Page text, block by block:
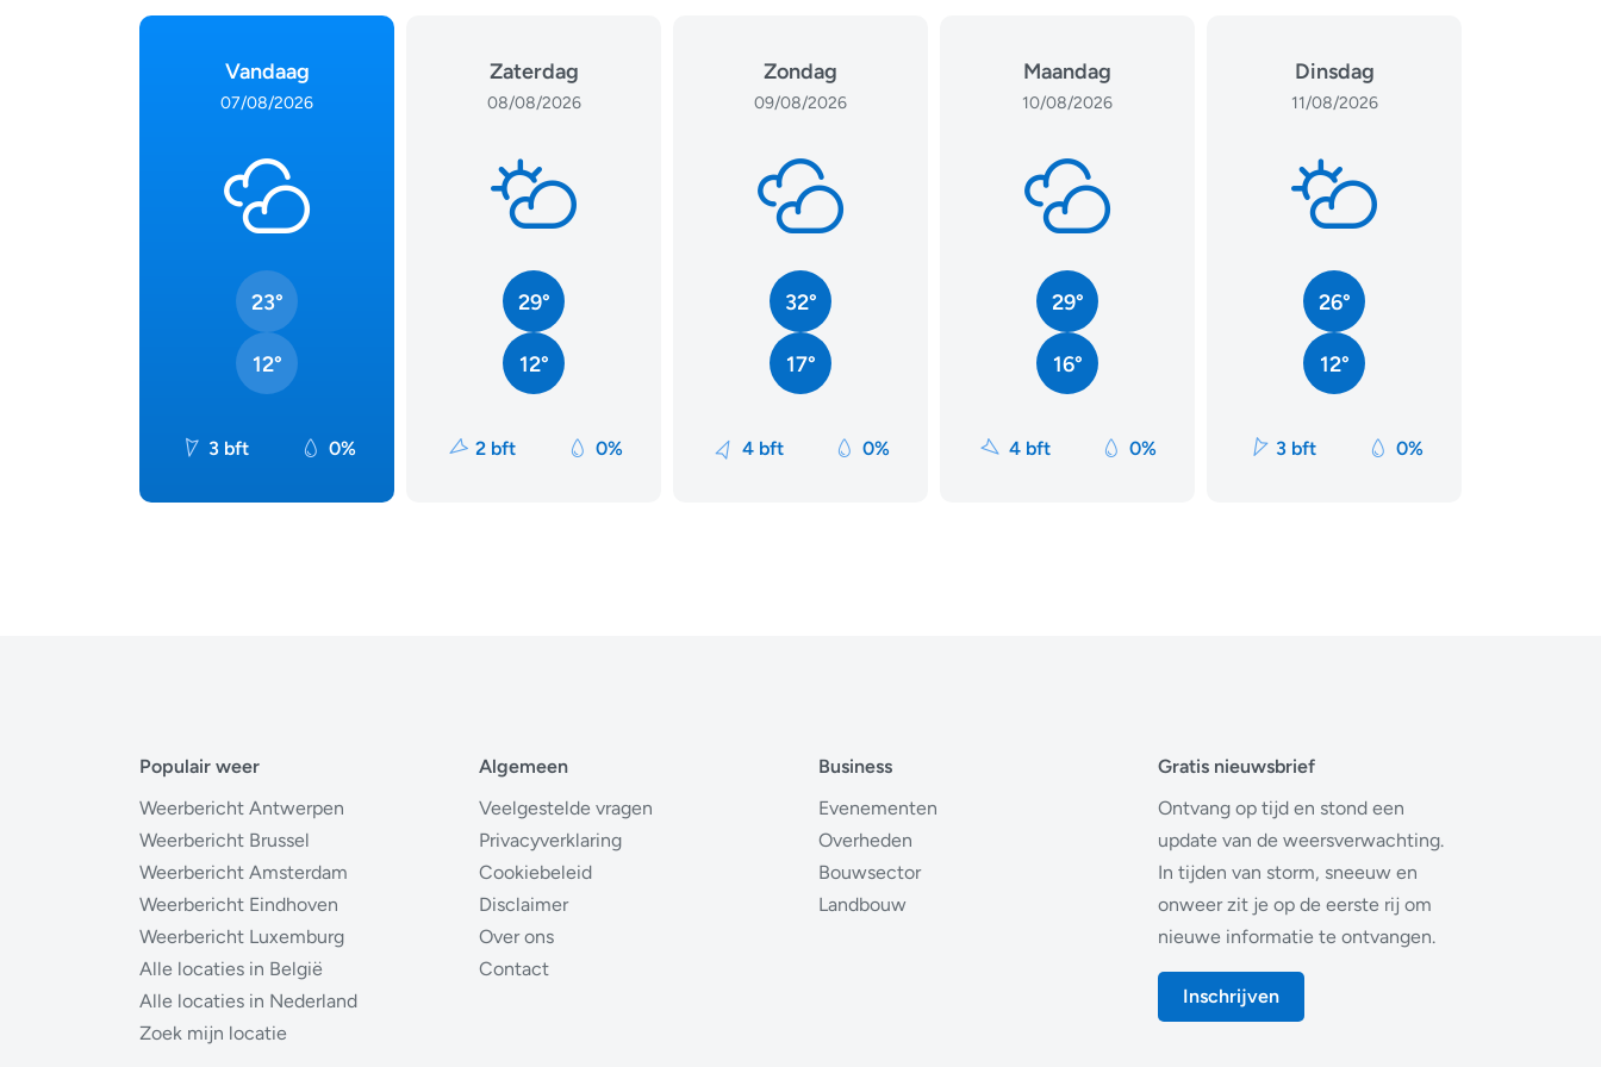
Vandaag
07/08/2026
23°
12°
3 bft 0%
Zaterdag
08/08/2026
29°
12°
2 bft 0%
Zondag
09/08/2026
32°
17°
4 bft 0%
Maandag
10/08/2026
29°
16°
4 bft 0%
Dinsdag
11/08/2026
26°
12°
3 bft 0%
Populair weer
Weerbericht Antwerpen
Weerbericht Brussel
Weerbericht Amsterdam
Weerbericht Eindhoven
Weerbericht Luxemburg
Alle locaties in België
Alle locaties in Nederland
Zoek mijn locatie
Algemeen
Veelgestelde vragen
Privacyverklaring
Cookiebeleid
Disclaimer
Over ons
Contact
Business
Evenementen
Overheden
Bouwsector
Landbouw
Gratis nieuwsbrief
Ontvang op tijd en stond een
update van de weersverwachting.
In tijden van storm, sneeuw en
onweer zit je op de eerste rij om
nieuwe informatie te ontvangen.
Inschrijven